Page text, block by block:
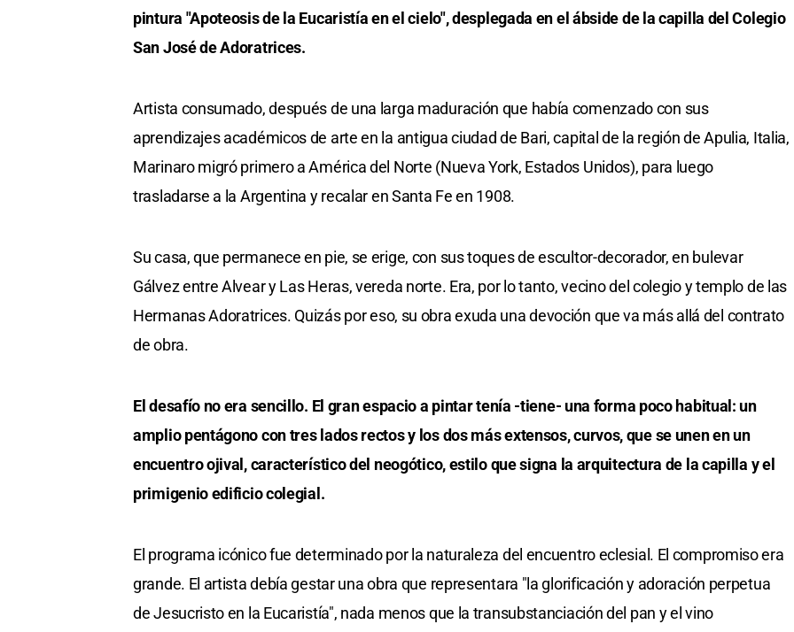
pintura "Apoteosis de la Eucaristía en el cielo", desplegada en el ábside de la capilla del Colegio
San José de Adoratrices.
Artista consumado, después de una larga maduración que había comenzado con sus
aprendizajes académicos de arte en la antigua ciudad de Bari, capital de la región de Apulia, Italia,
Marinaro migró primero a América del Norte (Nueva York, Estados Unidos), para luego
trasladarse a la Argentina y recalar en Santa Fe en 1908.
Su casa, que permanece en pie, se erige, con sus toques de escultor-decorador, en bulevar
Gálvez entre Alvear y Las Heras, vereda norte. Era, por lo tanto, vecino del colegio y templo de las
Hermanas Adoratrices. Quizás por eso, su obra exuda una devoción que va más allá del contrato
de obra.
El desafío no era sencillo. El gran espacio a pintar tenía -tiene- una forma poco habitual: un
amplio pentágono con tres lados rectos y los dos más extensos, curvos, que se unen en un
encuentro ojival, característico del neogótico, estilo que signa la arquitectura de la capilla y el
primigenio edificio colegial.
El programa icónico fue determinado por la naturaleza del encuentro eclesial. El compromiso era
grande. El artista debía gestar una obra que representara "la glorificación y adoración perpetua
de Jesucristo en la Eucaristía", nada menos que la transubstanciación del pan y el vino